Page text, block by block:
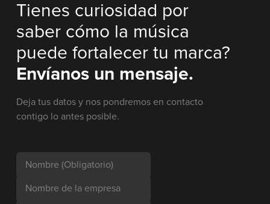
Tienes curiosidad por
saber cómo la música
puede fortalecer tu marca?
Envíanos un mensaje.
Deja tus datos y nos pondremos en contacto
contigo lo antes posible.
Nombre (Obligatorio)
Nombre de la empresa